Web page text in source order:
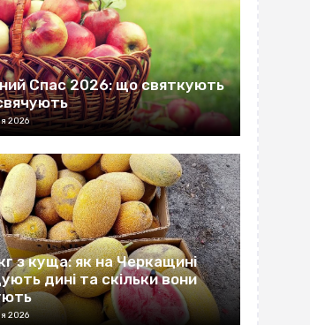
Спас 2026: що святкують
2026
з куща: як на Черкащині
дині та скільки вони
2026